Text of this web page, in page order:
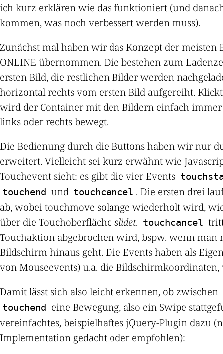
ich kurz erklären wie das funktioniert (und
kommen, was noch verbessert werden muss).
Zunächst mal haben wir das Konzept der meisten
ONLINE übernommen. Die bestehen zum
ersten Bild, die restlichen Bilder werden
horizontal rechts vom ersten Bild aufgereiht.
wird der Container mit den Bildern einfach
links oder rechts bewegt.
Die Bedienung durch die Buttons haben wir nur
erweitert. Vielleicht sei kurz erwähnt wie
Touchevent sieht: es gibt die vier Events
touchend und touchcancel . Die ersten drei
ab, wobei touchmove solange wiederholt wird,
über die Touchoberfläche slidet. touchcancel
Touchaktion abgebrochen wird, bspw. wenn man
Bildschirm hinaus geht. Die Events haben als
von Mouseevents) u.a. die
Damit lässt sich also leicht erkennen, ob zwischen
touchend eine Bewegung, also ein Swipe
vereinfachtes, beispielhaftes jQuery-Plugin dazu
Implementation gedacht oder empfohlen):